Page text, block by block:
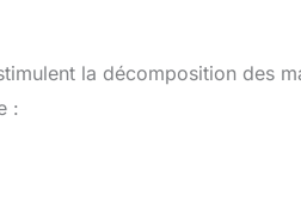
la décomposition des
: